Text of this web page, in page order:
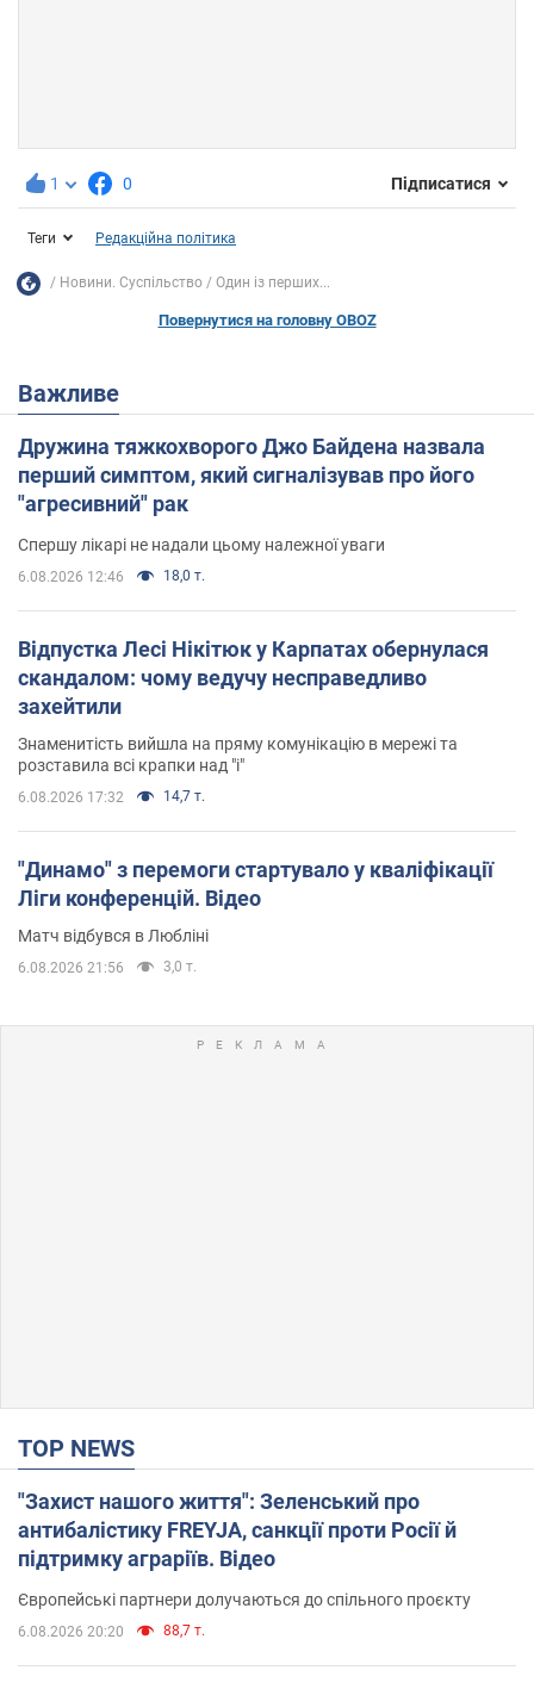
1 0 Підписатися
Теги Редакційна політика
Новини. Суспільство Один із перших...
Повернутися на головну OBOZ
Важливе
Дружина тяжкохворого Джо Байдена назвала
перший симптом, який сигналізував про його
"агресивний" рак
Спершу лікарі не надали цьому належної уваги
6.08.2026 12:46 18,0 т.
Відпустка Лесі Нікітюк у Карпатах обернулася
скандалом: чому ведучу несправедливо
захейтили
Знаменитість вийшла на пряму комунікацію в мережі та
розставила всі крапки над "і"
6.08.2026 17:32 14,7 т.
"Динамо" з перемоги стартувало у кваліфікації
Ліги конференцій. Відео
Матч відбувся в Любліні
6.08.2026 21:56 3,0 т.
TOP NEWS
"Захист нашого життя": Зеленський про
антибалістику FREYJA, санкції проти Росії й
підтримку аграріїв. Відео
Європейські партнери долучаються до спільного проєкту
6.08.2026 20:20 88,7 т.